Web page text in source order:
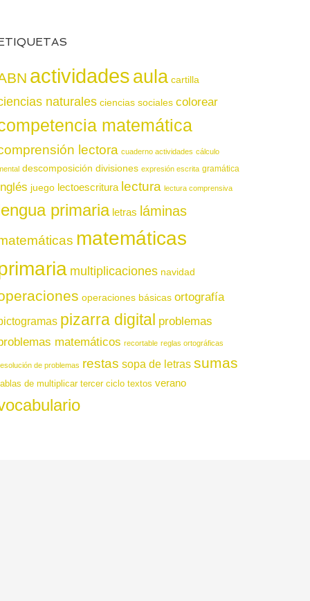
actividadesaula cartilla
naturales ciencias sociales colorear
matemática
lectora cuaderno actividades cálculo
descomposición divisiones expresión escrita gramática
juego lectoescritura lectura lectura comprensiva
primaria letras láminas
matemáticas
multiplicaciones navidad
operaciones básicas ortografía
pizarra digital problemas
matemáticos recortable reglas ortográficas
de problemas restas sopa de letras sumas
de multiplicar tercer ciclo textos verano